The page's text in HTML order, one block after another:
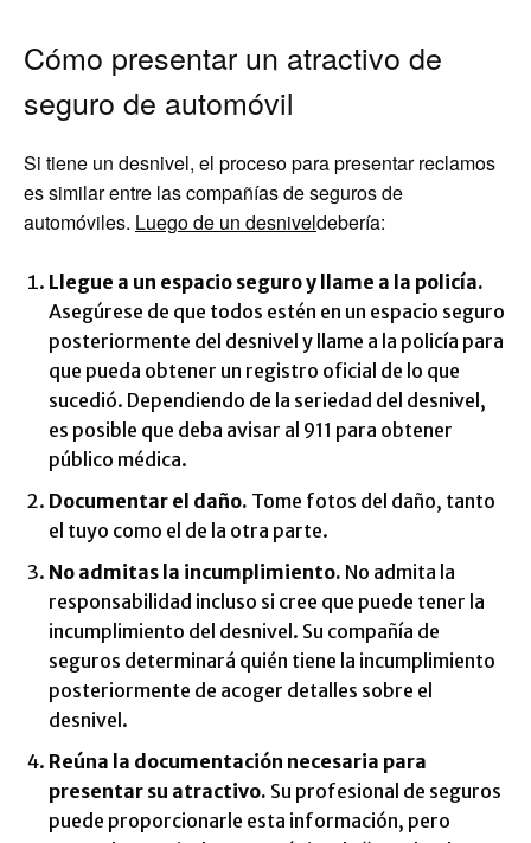
Cómo presentar un atractivo de
seguro de automóvil
Si tiene un desnivel, el proceso para presentar reclamos
es similar entre las compañías de seguros de
automóviles. Luego de un desniveldebería:
Llegue a un espacio seguro y llame a la policía.
Asegúrese de que todos estén en un espacio seguro
posteriormente del desnivel y llame a la policía para
que pueda obtener un registro oficial de lo que
sucedió. Dependiendo de la seriedad del desnivel,
es posible que deba avisar al 911 para obtener
público médica.
Documentar el daño. Tome fotos del daño, tanto
el tuyo como el de la otra parte.
No admitas la incumplimiento. No admita la
responsabilidad incluso si cree que puede tener la
incumplimiento del desnivel. Su compañía de
seguros determinará quién tiene la incumplimiento
posteriormente de acoger detalles sobre el
desnivel.
Reúna la documentación necesaria para
presentar su atractivo. Su profesional de seguros
puede proporcionarle esta información, pero